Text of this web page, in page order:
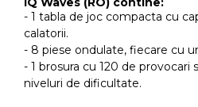
- 1 tabla de joc compacta cu
calatorii.
- 8 piese ondulate, fiecare cu
- 1 brosura cu 120 de provocari
niveluri de dificultate.